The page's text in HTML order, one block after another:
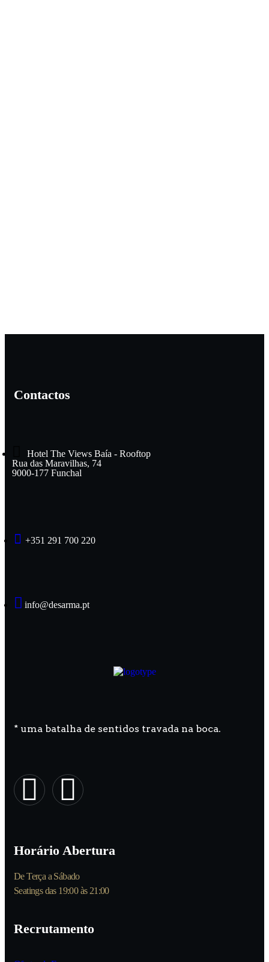
Contactos
Hotel The Views Baía - Rooftop
Rua das Maravilhas, 74
9000-177 Funchal
+351 291 700 220
info@desarma.pt
* uma batalha de sentidos travada na boca.
Horário Abertura
De Terça a Sábado
Seatings das 19:00 às 21:00
Recrutamento